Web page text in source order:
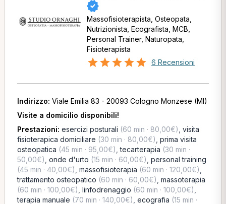
Massofisioterapista, Osteopata,
Nutrizionista, Ecografista, MCB,
Personal Trainer, Naturopata,
Fisioterapista
6 Recensioni
Indirizzo: Viale Emilia 83 - 20093 Cologno Monzese (MI)
Visite a domicilio disponibili!
Prestazioni: esercizi posturali (60 min · 80,00€) visita
fisioterapica domiciliare (30 min · 80,00€) prima visita
osteopatica (45 min · 95,00€) ,tecarterapia (30 min ·
50,00€) onde d'urto (15 min · 60,00€) personal training
(45 min · 40,00€) massofisioterapia (60 min · 120,00€)
trattamento osteopatico (60 min · 60,00€) massoterapia
(60 min · 100,00€) linfodrenaggio (60 min · 100,00€)
terapia manuale (70 min · 140,00€) ecografia (15 min ·